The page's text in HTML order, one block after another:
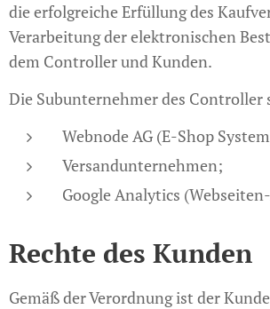
die erfolgreiche Erfüllung des
Verarbeitung der elektronischen
dem Controller und Kunden.
Die Subunternehmer des Controller
Webnode AG (E-Shop
Versandunternehmen;
Google Analytics
Rechte des Kunden
Gemäß der Verordnung ist der